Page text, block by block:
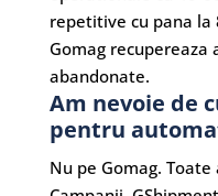
repetitive cu pana la
Gomag recupereaza
abandonate.
Am nevoie de
pentru
Nu pe Gomag.